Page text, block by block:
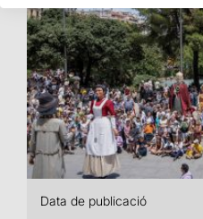
Data de publicació